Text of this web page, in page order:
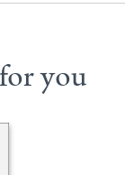
you